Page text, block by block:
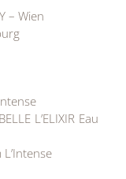
– Wien
L’ELIXIR Eau